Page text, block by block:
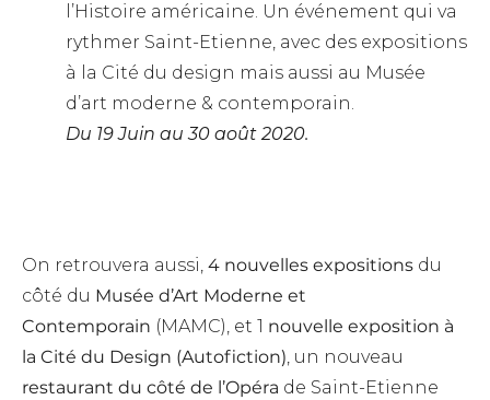
l’Histoire américaine. Un événement qui va
rythmer Saint-Etienne, avec des expositions
à la Cité du design mais aussi au Musée
d’art moderne & contemporain.
Du 19 Juin au 30 août 2020.
On retrouvera aussi, 4 nouvelles expositions du
côté du Musée d’Art Moderne et
Contemporain (MAMC), et 1 nouvelle exposition à
la Cité du Design (Autofiction), un nouveau
restaurant du côté de l’Opéra de Saint-Etienne